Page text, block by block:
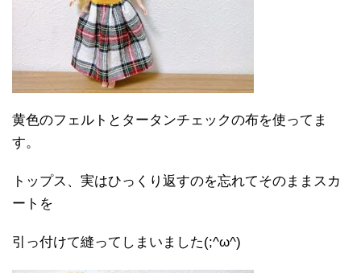
黄色のフェルトとタータンチェックの布を使ってま
す。
トップス、実はひっくり返すのを忘れてそのままスカ
ートを
引っ付けて縫ってしまいました(;^ω^)